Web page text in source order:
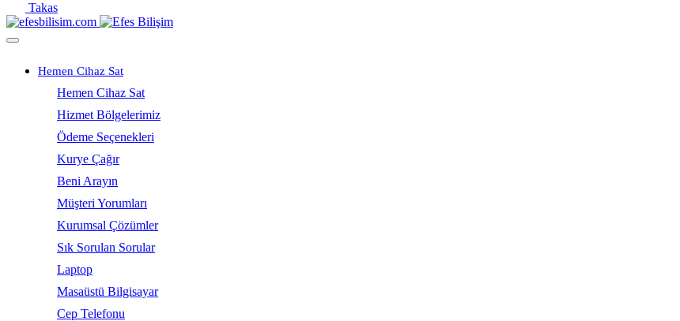
Takas
Hemen Cihaz Sat
Hemen Cihaz Sat
Hizmet Bölgelerimiz
Ödeme Seçenekleri
Kurye Çağır
Beni Arayın
Müşteri Yorumları
Kurumsal Çözümler
Sık Sorulan Sorular
Laptop
Masaüstü Bilgisayar
Cep Telefonu